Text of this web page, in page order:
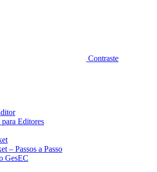
Contraste
Editores
– Passos a Passo
GesEC